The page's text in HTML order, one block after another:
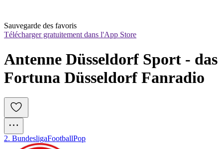
Sauvegarde des favoris
Télécharger gratuitement dans l'App Store
Antenne Düsseldorf Sport - das
Fortuna Düsseldorf Fanradio
2. BundesligaFootballPop